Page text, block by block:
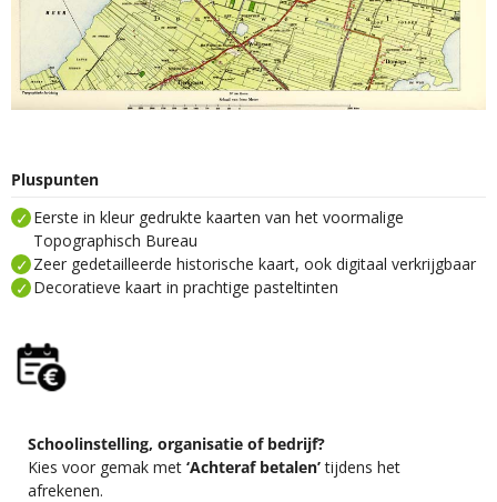
Pluspunten
Eerste in kleur gedrukte kaarten van het voormalige
Topographisch Bureau
Zeer gedetailleerde historische kaart, ook digitaal verkrijgbaar
Decoratieve kaart in prachtige pasteltinten
Schoolinstelling, organisatie of bedrijf?
Kies voor gemak met ‘Achteraf betalen’tijdens het
afrekenen.